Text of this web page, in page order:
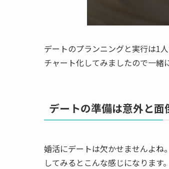
デートのプランニングと実行は1
チャート化してみましたので一緒
デートの準備は意外と面
婚活にデートは欠かせませんよね
してみるとこんな感じになります。